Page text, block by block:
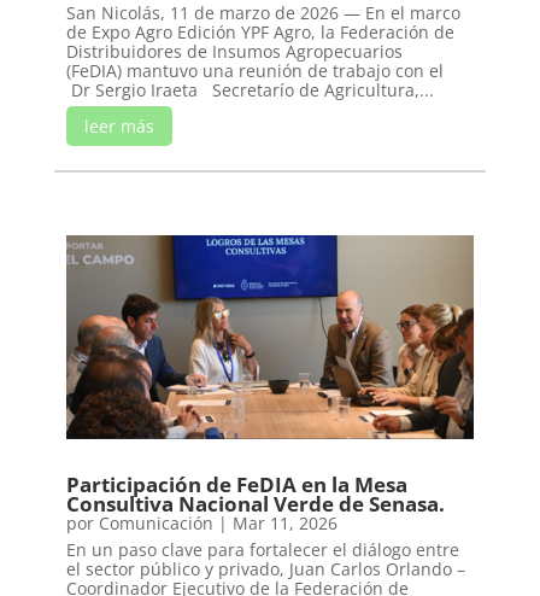
San Nicolás, 11 de marzo de 2026 — En el marco
de Expo Agro Edición YPF Agro, la Federación de
Distribuidores de Insumos Agropecuarios
(FeDIA) mantuvo una reunión de trabajo con el
Dr Sergio Iraeta Secretarío de Agricultura,...
leer más
Participación de FeDIA en la Mesa
Consultiva Nacional Verde de Senasa.
por Comunicación | Mar 11, 2026
En un paso clave para fortalecer el diálogo entre
el sector público y privado, Juan Carlos Orlando –
Coordinador Ejecutivo de la Federación de